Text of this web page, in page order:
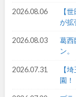
2026.08.06
【
が拡
2026.08.03
葛西
ン
2026.07.31
【
園！